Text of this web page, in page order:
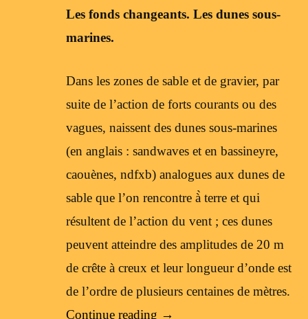
Les fonds changeants. Les dunes sous-
marines.
Dans les zones de sable et de gravier, par
suite de l’action de forts courants ou des
vagues, naissent des dunes sous-marines
(en anglais : sandwaves et en bassineyre,
caouènes, ndfxb) analogues aux dunes de
sable que l’on rencontre à̀ terre et qui
résultent de l’action du vent ; ces dunes
peuvent atteindre des amplitudes de 20 m
de crête à creux et leur longueur d’onde est
de l’ordre de plusieurs centaines de mètres.
Continue reading →